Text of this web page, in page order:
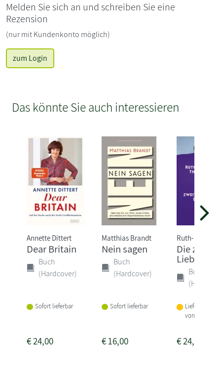
Melden Sie sich an und schreiben Sie eine
Rezension
(nur mit Kundenkonto möglich)
zum Login
Das könnte Sie auch interessieren
Annette Dittert
Dear Britain
Buch
(Hardcover)
Sofort lieferbar
€24,00
Matthias Brandt
Nein sagen
Buch
(Hardcover)
Sofort lieferbar
€16,00
Ruth-Maria
Die
Liebe
Buch
Lieferbar
von 1-2
€24,00